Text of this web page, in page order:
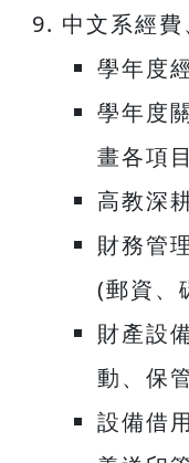
中文系經
學年度
學年度
畫各項
高教深
財務管
(郵資、
財產設
動、保
設備借